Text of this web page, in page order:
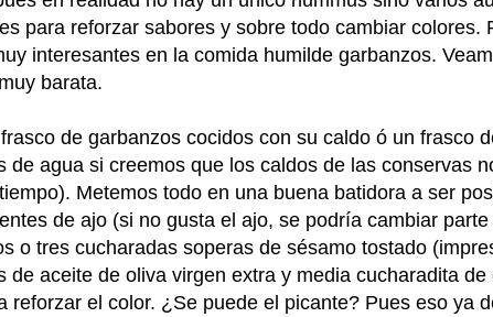
para reforzar sabores y sobre todo cambiar
interesantes en la comida humilde garbanzos.
barata.
de garbanzos cocidos con su caldo ó un frasco
de agua si creemos que los caldos de las conservas
Metemos todo en una buena batidora a ser
de ajo (si no gusta el ajo, se podría cambiar
o tres cucharadas soperas de sésamo tostado
de aceite de oliva virgen extra y media cucharadita
reforzar el color. ¿Se puede el picante? Pues eso ya